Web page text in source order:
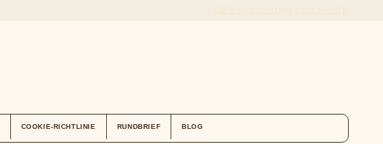
COOKIE-RICHTLINIE RUNDBRIEF BLOG